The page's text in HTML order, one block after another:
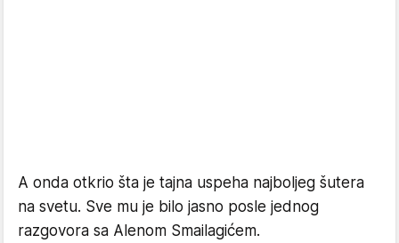
A onda otkrio šta je tajna uspeha najboljeg šutera
na svetu. Sve mu je bilo jasno posle jednog
razgovora sa Alenom Smailagićem.